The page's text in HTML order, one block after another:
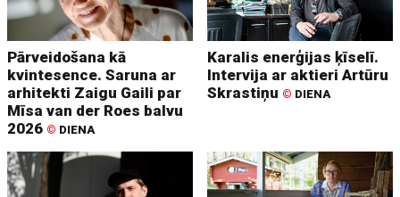
Pārveidošana kā
kvintesence. Saruna ar
arhitekti Zaigu Gaili par
Mīsa van der Roes balvu
2026 © DIENA
Karalis enerģijas ķīselī.
Intervija ar aktieri Artūru
Skrastiņu © DIENA